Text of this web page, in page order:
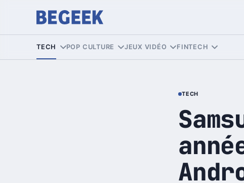
TECH POP CULTURE JEUX VIDÉO FINTECH
TECH